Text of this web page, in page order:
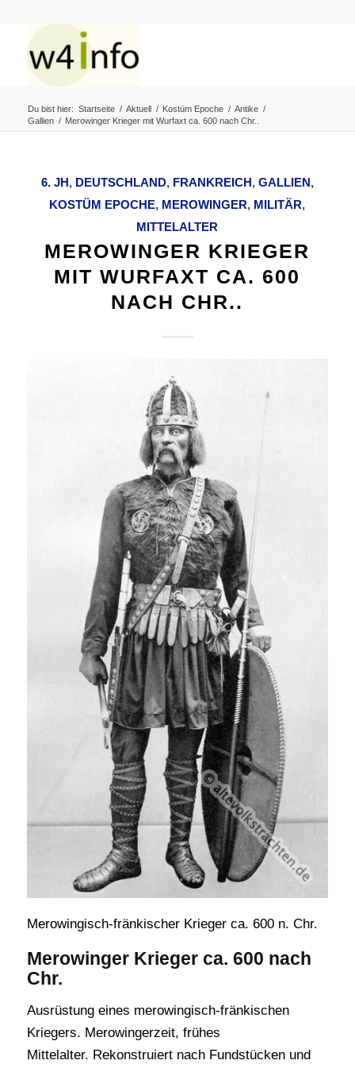
Du bist hier: Startseite / Aktuell / Kostüm Epoche / Antike /
Gallien / Merowinger Krieger mit Wurfaxt ca. 600 nach Chr..
6. JH, DEUTSCHLAND, FRANKREICH, GALLIEN,
KOSTÜM EPOCHE, MEROWINGER, MILITÄR,
MITTELALTER
MEROWINGER KRIEGER
MIT WURFAXT CA. 600
NACH CHR..
Merowingisch-fränkischer Krieger ca. 600 n. Chr.
Merowinger Krieger ca. 600 nach
Chr.
Ausrüstung eines merowingisch-fränkischen
Kriegers. Merowingerzeit, frühes
Mittelalter. Rekonstruiert nach Fundstücken und